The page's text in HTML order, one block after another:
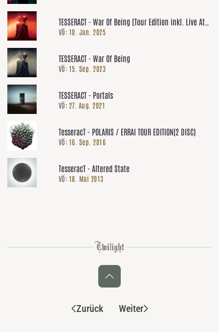
TESSERACT - War Of Being [Tour Edition inkl. Live At
Radar EP]
VÖ: 10. Jan. 2025
TESSERACT - War Of Being
VÖ: 15. Sep. 2023
TESSERACT - Portals
VÖ: 27. Aug. 2021
TesseracT - POLARIS / ERRAI TOUR EDITION(2 DISC)
VÖ: 16. Sep. 2016
TesseracT - Altered State
VÖ: 18. Mai 2013
Zurück Weiter